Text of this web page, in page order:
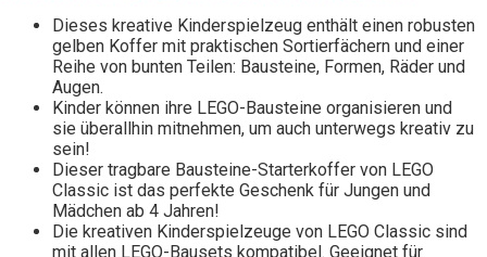
Dieses kreative Kinderspielzeug enthält einen robusten
gelben Koffer mit praktischen Sortierfächern und einer
Reihe von bunten Teilen: Bausteine, Formen, Räder und
Augen.
Kinder können ihre LEGO-Bausteine organisieren und
sie überallhin mitnehmen, um auch unterwegs kreativ zu
sein!
Dieser tragbare Bausteine-Starterkoffer von LEGO
Classic ist das perfekte Geschenk für Jungen und
Mädchen ab 4 Jahren!
Die kreativen Kinderspielzeuge von LEGO Classic sind
mit allen LEGO-Bausets kompatibel. Geeignet für